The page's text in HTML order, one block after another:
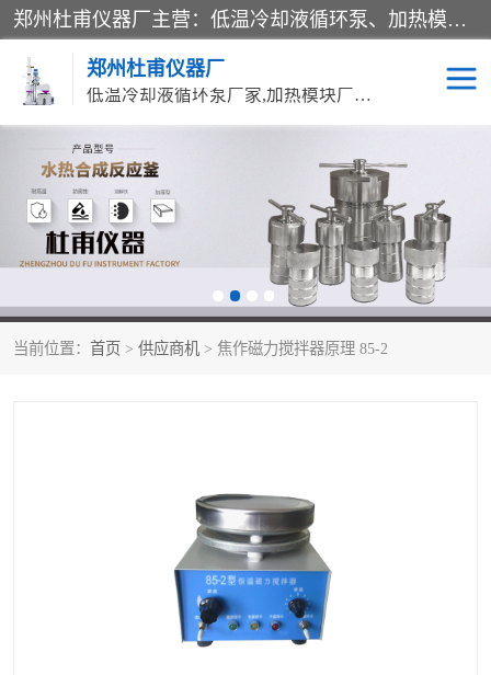
郑州杜甫仪器厂主营：低温冷却液循环泵、加热模块、水热合成反应釜、水油浴锅、旋转蒸发器、循环水真空泵等产品。郑州杜甫仪器厂在众多的教学仪器行业中依靠科技力量扬长避短、迅速发展，成为国家教委*生产教学仪器的厂家，产品具有国内良好水平，主导产品通过ISO9002质量认证。
郑州杜甫仪器厂
低温冷却液循环泵厂家,加热模块厂家,水热合成反应釜厂家,水油浴锅厂家,旋转蒸发器厂家
当前位置： 首页 > 供应商机 > 焦作磁力搅拌器原理 85-2
循环水真空泵厂家 水热合成反应釜厂家
低温冷却液循环泵厂家 加热模块厂家
气流烘干器
旋转蒸发器厂家 双层玻璃反应釜10L
多功能油浴锅
低温恒温反应浴槽
电动搅拌器